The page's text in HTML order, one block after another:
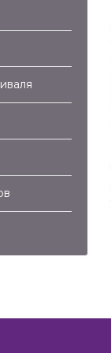
Be A Woman